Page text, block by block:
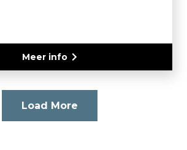
Meer info
Load More